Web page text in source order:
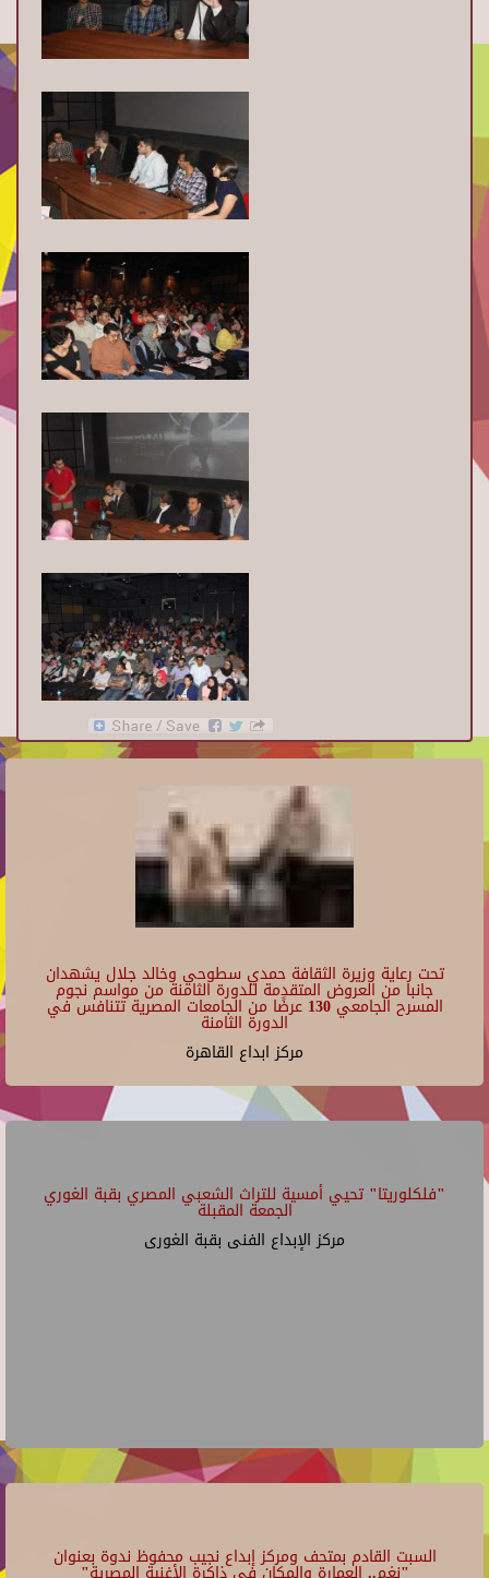
تحت رعاية وزيرة الثقافة حمدي سطوحي وخالد جلال يشهدان
جانبا من العروض المتقدمة للدورة الثامنة من مواسم نجوم
المسرح الجامعي 130 عرضًا من الجامعات المصرية تتنافس في
الدورة الثامنة
مركز ابداع القاهرة
"فلكلوريتا" تحيي أمسية للتراث الشعبي المصري بقبة الغوري
الجمعة المقبلة
مركز الإبداع الفنى بقبة الغورى
السبت القادم بمتحف ومركز إبداع نجيب محفوظ ندوة بعنوان